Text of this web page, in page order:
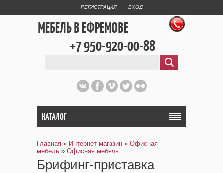
РЕГИСТРАЦИЯ ВХОД
МЕБЕЛЬ В ЕФРЕМОВЕ
+7 950-920-00-88
КАТАЛОГ
Главная » Интернет-магазин » Офисная
мебель » Офисная мебель
Брифинг-приставка